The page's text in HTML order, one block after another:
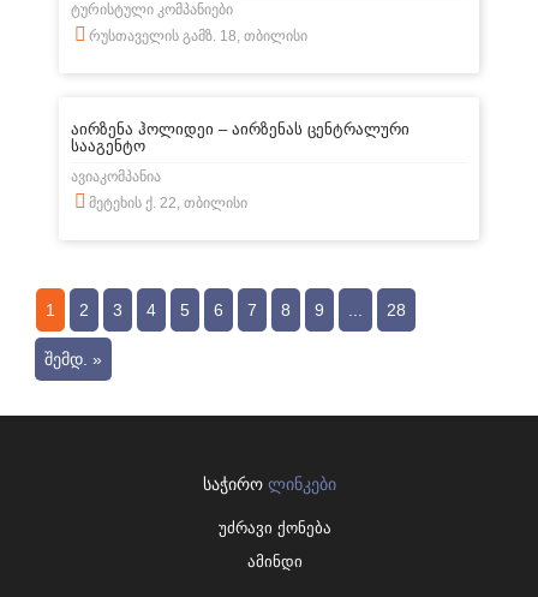
ტურისტული კომპანიები
რუსთაველის გამზ. 18, თბილისი
აირზენა ჰოლიდეი – აირზენას ცენტრალური
სააგენტო
ავიაკომპანია
მეტეხის ქ. 22, თბილისი
1 2 3 4 5 6 7 8 9 28
ᲨᲔᲛᲓ. »
ᲡᲐᲭᲘᲠᲝ ᲚᲘᲜᲙᲔᲑᲘ
უძრავი ქონება
ამინდი